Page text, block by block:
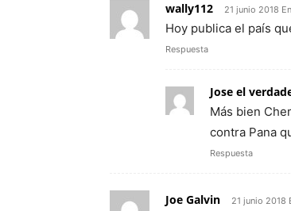
wally112 21 junio 2018
Hoy publica el país
Respuesta
Jose el
Más bien
contra Pana
Respuesta
Joe Galvin 21 junio 2018